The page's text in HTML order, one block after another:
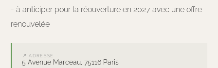
- à anticiper pour la réouverture en 2027 avec une offre
renouvelée
📍 ADRESSE
5 Avenue Marceau, 75116 Paris